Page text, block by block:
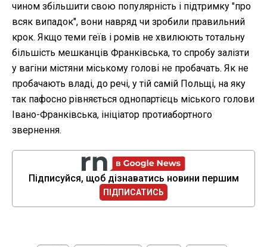
чином збільшити свою популярність і підтримку "про
всяк випадок", вони навряд чи зробили правильний
крок. Якщо теми геїв і ромів не хвилюють тотальну
більшість мешканців Франківська, то спробу залізти
у вагіни містяни міському голові не пробачать. Як не
пробачають владі, до речі, у тій самій Польщі, на яку
так пафосно рівняється однопартієць міського голови
Івано-Франківська, ініціатор протиабортного
звернення.
Підписуйся, щоб дізнаватись новини першим
ПІДПИСАТИСЬ